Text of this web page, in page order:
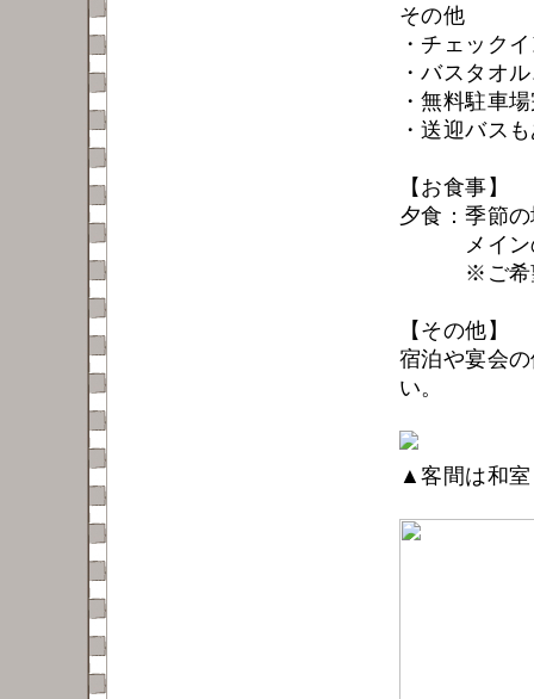
その他
・チェック
・バスタオ
・無料駐車
・送迎バス
【お食事】
夕食：季節
メインの
※ご希望
【その他】
宿泊や宴会
い。
▲客間は和